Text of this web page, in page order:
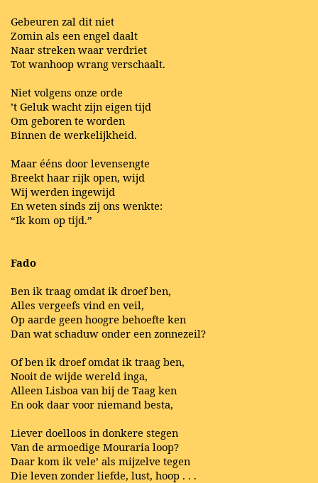
Gebeuren zal dit niet
Zomin als een engel daalt
Naar streken waar verdriet
Tot wanhoop wrang verschaalt.
Niet volgens onze orde
’t Geluk wacht zijn eigen tijd
Om geboren te worden
Binnen de werkelijkheid.
Maar ééns door levensengte
Breekt haar rijk open, wijd
Wij werden ingewijd
En weten sinds zij ons wenkte:
“Ik kom op tijd.”
Fado
Ben ik traag omdat ik droef ben,
Alles vergeefs vind en veil,
Op aarde geen hoogre behoefte ken
Dan wat schaduw onder een zonnezeil?
Of ben ik droef omdat ik traag ben,
Nooit de wijde wereld inga,
Alleen Lisboa van bij de Taag ken
En ook daar voor niemand besta,
Liever doelloos in donkere stegen
Van de armoedige Mouraria loop?
Daar kom ik vele’ als mijzelve tegen
Die leven zonder liefde, lust, hoop . . .